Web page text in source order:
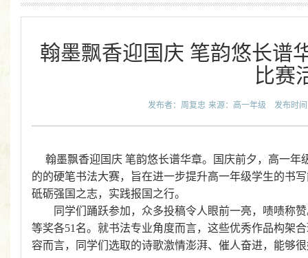
翰墨飘香迎国庆 笔韵悠长
比赛
发布者：周复忠 来源：高一年级 发布时
翰墨飘香迎国庆 笔韵悠长谱华章。国庆前夕，高一年
的的硬笔书法大赛，旨在进一步提升高一年级学生的书
砥砺强国之志，实践报国之行。
同学们踊跃参加，众多投稿令人眼前一亮，啧啧称
等奖各51名。就书法专业角度而言，这些优秀作品构架
容而言，同学们选取的诗歌激情澎湃、催人奋进，能够